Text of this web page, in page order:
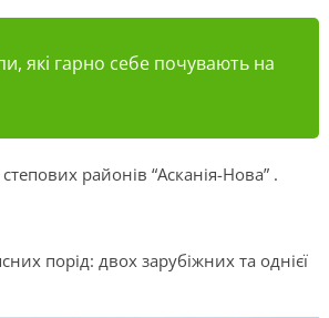
які гарно себе почувають на
районів “Асканія-Нова” .
порід: двох зарубіжних та однієї